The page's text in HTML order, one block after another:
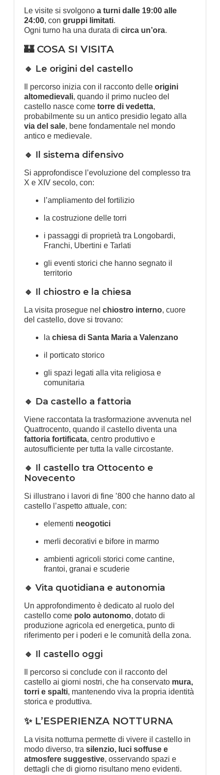
Le visite si svolgono a turni dalle 19:00 alle
24:00, con gruppi limitati.
Ogni turno ha una durata di circa un’ora.
🏰 COSA SI VISITA
🔹 Le origini del castello
Il percorso inizia con il racconto delle origini
altomedievali, quando il primo nucleo del
castello nasce come torre di vedetta,
probabilmente su un antico presidio legato alla
via del sale, bene fondamentale nel mondo
antico e medievale.
🔹 Il sistema difensivo
Si approfondisce l’evoluzione del complesso tra
X e XIV secolo, con:
l’ampliamento del fortilizio
la costruzione delle torri
i passaggi di proprietà tra Longobardi,
Franchi, Ubertini e Tarlati
gli eventi storici che hanno segnato il
territorio
🔹 Il chiostro e la chiesa
La visita prosegue nel chiostro interno, cuore
del castello, dove si trovano:
la chiesa di Santa Maria a Valenzano
il porticato storico
gli spazi legati alla vita religiosa e
comunitaria
🔹 Da castello a fattoria
Viene raccontata la trasformazione avvenuta nel
Quattrocento, quando il castello diventa una
fattoria fortificata, centro produttivo e
autosufficiente per tutta la valle circostante.
🔹 Il castello tra Ottocento e
Novecento
Si illustrano i lavori di fine ’800 che hanno dato al
castello l’aspetto attuale, con:
elementi neogotici
merli decorativi e bifore in marmo
ambienti agricoli storici come cantine,
frantoi, granai e scuderie
🔹 Vita quotidiana e autonomia
Un approfondimento è dedicato al ruolo del
castello come polo autonomo, dotato di
produzione agricola ed energetica, punto di
riferimento per i poderi e le comunità della zona.
🔹 Il castello oggi
Il percorso si conclude con il racconto del
castello ai giorni nostri, che ha conservato mura,
torri e spalti, mantenendo viva la propria identità
storica e produttiva.
✨ L’ESPERIENZA NOTTURNA
La visita notturna permette di vivere il castello in
modo diverso, tra silenzio, luci soffuse e
atmosfere suggestive, osservando spazi e
dettagli che di giorno risultano meno evidenti.